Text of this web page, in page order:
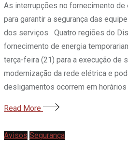
As interrupções no fornecimento
para garantir a segurança das
dos serviços Quatro regiões do
fornecimento de energia
terça-feira (21) para a execução de
modernização da rede elétrica e
desligamentos ocorrem em
Read More
Avisos Segurança